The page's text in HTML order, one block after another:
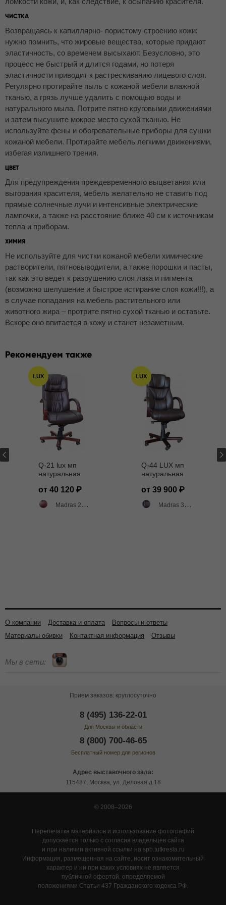
ЧИСТКА
Возвращаясь к капиллярно- пористому строению кожи:
нужно помнить, что жировые вещества, которые придают
эластичность, со временем высыхают. Безусловно, это
процесс не быстрый и длится годами, но потеря
эластичности приводит к растрескиванию лицевого слоя.
Регулярно протирайте пыль с кожаной мебели влажной
тканью, а грязь лучше удалить с помощью воды и
натурального мыла. Потрите пятно круговыми движениями
и затем высушите мокрое место сухой тканью. Не
используйте фены и обогревательные приборы для сушки
кожаной мебели. Протирайте мебель легкими движениями,
избегая излишнего трения.
ЦВЕТ
Для предупреждения преждевременного выцветания или
выгорания красителя, мебель желательно не ставить под
прямые солнечные лучи и интенсивные электрические
лампочки, а также на расстояние ближе 40 см к источникам
тепла и приборам.
ХИМИЯ
Не используйте для чистки кожаной мебели химические
растворители, пятновыводители, а также порошки и пасты,
так как это ведет к разрушению слоя лака и пигмента
(возможно шелушение и быстрое истирание слоя кожи!!!), а
в случае попадания на мебель растительного или
животного жира – протрите пятно сухой тканью и оставьте.
Вскоре оно впитается в кожу и станет незаметным.
Рекомендуем также
LUX
Q-21 lux мп
натуральная
3014
от 40 120
Madras 2003 двухтоновый глянец
LUX
Q-44 LUX мп
натуральная
3014
от 39 900
Madras 3014 двухтоновый глянец
О компании Доставка и оплата
Вопросы и ответы
Материалы обивки
Контактная информация Отзывы
Мы в сети:
Прием заказов: круглосуточно
8 (495) 136-22-01
Для Москвы и области
8 (800) 700-46-65
Бесплатный номер для регионов
Адрес выставочного зала:
115487, Москва, ул. Деловая д.18
© 2008–2026
Перепечатка материалов и использование фотографий
допускается только с согласия владельцев сайта
и при наличии активной ссылки на spb.tutkresla.ru
Информация, размещенная на сайте, носит ознакомительный
характер и ни при каких условиях не является
публичной офертой, определяемой
положениями Статьи 437 Гражданского кодекса РФ.